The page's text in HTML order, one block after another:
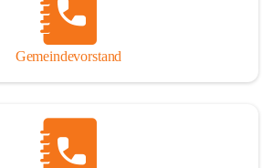
Gemeindevorstand